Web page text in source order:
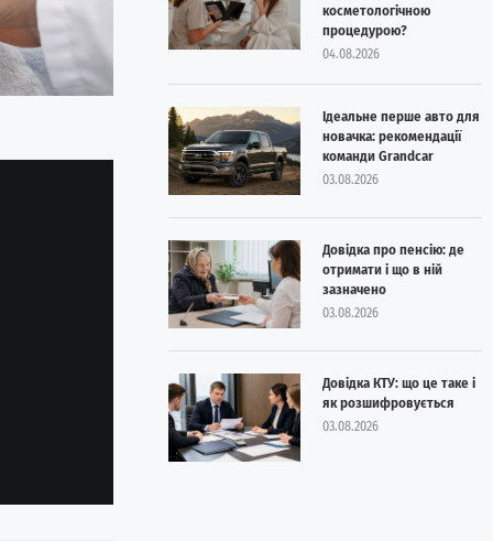
косметологічною
процедурою?
04.08.2026
Ідеальне перше авто для
новачка: рекомендації
команди Grandcar
03.08.2026
Довідка про пенсію: де
отримати і що в ній
зазначено
03.08.2026
Довідка КТУ: що це таке і
як розшифровується
03.08.2026